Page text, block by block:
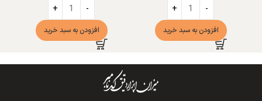
افزودن به سبد خرید افزودن به سبد خرید